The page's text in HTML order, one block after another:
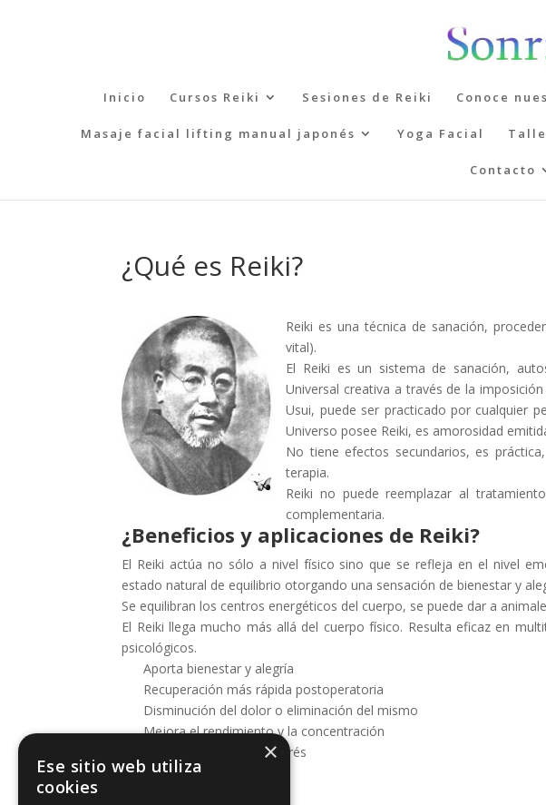
Inicio Cursos Reiki Sesiones de Reiki Conoce
Masaje facial lifting manual japonés Yoga Facial
Contacto
¿Qué es Reiki?
Reiki es una técnica de sanación,
vital).
El Reiki es un sistema de sanación,
Universal creativa a través de la
Usui, puede ser practicado por cualquier
Universo posee Reiki, es amorosidad
No tiene efectos secundarios, es
terapia.
Reiki no puede reemplazar al
complementaria.
¿Beneficios y aplicaciones de Reiki?
El Reiki actúa no sólo a nivel físico sino que se refleja en el nivel
estado natural de equilibrio otorgando una sensación de bienestar y
Se equilibran los centros energéticos del cuerpo, se puede dar a
El Reiki llega mucho más allá del cuerpo físico. Resulta eficaz en
psicológicos.
Aporta bienestar y alegría
Recuperación más rápida postoperatoria
Disminución del dolor o eliminación del mismo
Mejora el rendimiento y la concentración
Reduce la ansiedad y estrés
Libera bloqueos
×
Ese sitio web utiliza
cookies